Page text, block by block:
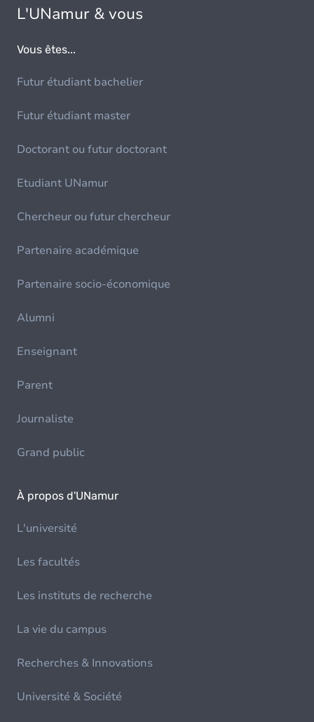
L'UNamur & vous
Vous êtes...
Futur étudiant bachelier
Futur étudiant master
Doctorant ou futur doctorant
Etudiant UNamur
Chercheur ou futur chercheur
Partenaire académique
Partenaire socio-économique
Alumni
Enseignant
Parent
Journaliste
Grand public
À propos d'UNamur
L'université
Les facultés
Les instituts de recherche
La vie du campus
Recherches & Innovations
Université & Société